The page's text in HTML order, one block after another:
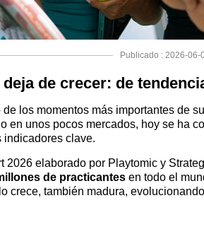
Publicado : 2026-06-
de crecer: de
los momentos más importantes de
en unos pocos mercados, hoy se ha
indicadores clave.
2026 elaborado por Playtomic y
de practicantesen todo el
crece, también madura,